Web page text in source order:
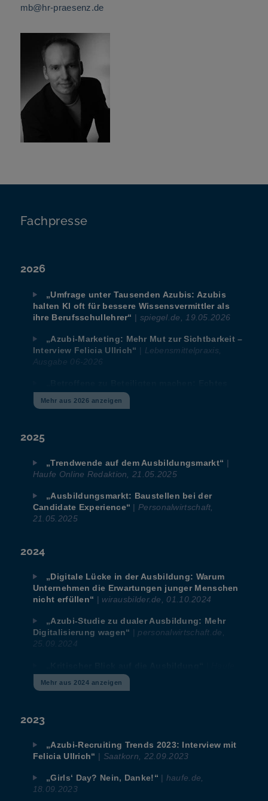
mb@hr-praesenz.de
Fachpresse
2026
„Umfrage unter Tausenden Azubis: Azubis
halten KI oft für bessere Wissensvermittler als
ihre Berufsschullehrer“ | spiegel.de, 19.05.2026
„Azubi-Marketing: Mehr Mut zur Sichtbarkeit –
Interview Felicia Ullrich“ | Lebensmittelpraxis,
Ausgabe 06-2026
Feedback braucht Selbstreflexion“
chemienord.de, 03.2026
und Strategie jetzt entscheiden“
„IHK-Bildungspreis 2026: Azubi-Navigator
02.2026
„Azubi-Recruiting Trends: Umfrage zur
„Äußern Sie sich zur Zukunft der dualen
Ausbildung!“
|maschinenmarkt.vogel.de,
27.01.2026
„Teilnehmer gesucht für Ausbildungsstudie“
lebensmittelzeitung.net, 23.01.2026
„Azubis und Ausbildende gesucht“
Mehr aus 2026 anzeigen
2025
„Trendwende auf dem Ausbildungsmarkt“ |
Haufe Online Redaktion, 21.05.2025
„Ausbildungsmarkt: Baustellen bei der
Candidate Experience“ | Personalwirtschaft,
21.05.2025
2024
„Digitale Lücke in der Ausbildung: Warum
Unternehmen die Erwartungen junger Menschen
nicht erfüllen“ | wirausbilder.de, 01.10.2024
„Azubi-Studie zu dualer Ausbildung: Mehr
Digitalisierung wagen“ | personalwirtschaft.de,
25.09.2024
online, 25.09.2024
08.2024 [PDF]
„Schulabgänger wünschen sich mehr
Berufsorientierung“ |Personalwirtschaft,
„Die KI als Prüfungshelfer“
Mehr aus 2024 anzeigen
2023
„Azubi-Recruiting Trends 2023: Interview mit
Felicia Ullrich“ | Saatkorn, 22.09.2023
„Girls‘ Day? Nein, Danke!“ | haufe.de,
18.09.2023